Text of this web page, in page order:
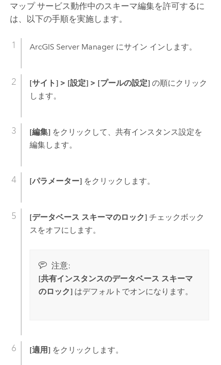
マップ サービス動作中のスキーマ編集を許可するに
は、以下の手順を実施します。
ArcGIS Server Managerにサイン インします。
[サイト] > [設定] > [プールの設定]の順にクリック
します。
[編集]をクリックして、共有インスタンス設定を
編集します。
[パラメーター]をクリックします。
[データベース スキーマのロック]チェックボック
スをオフにします。
注意:
[共有インスタンスのデータベース スキーマ
のロック]はデフォルトでオンになります。
[適用]をクリックします。